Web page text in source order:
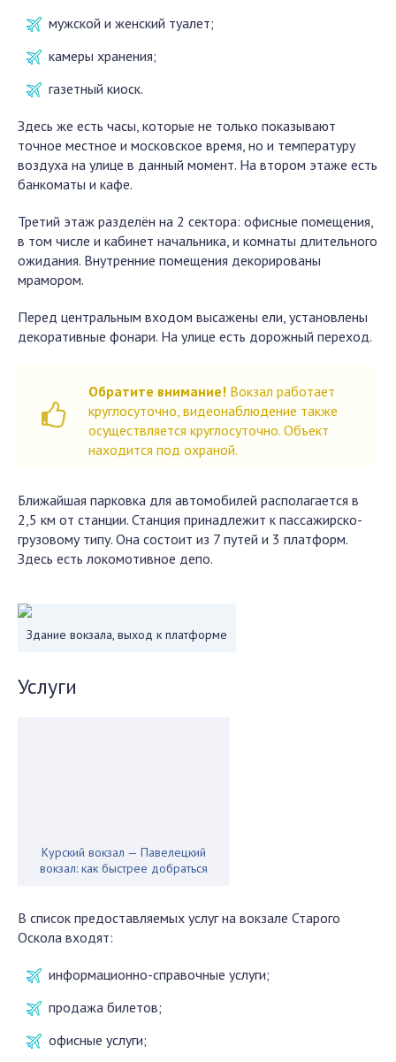
мужской и женский туалет;
камеры хранения;
газетный киоск.
Здесь же есть часы, которые не только показывают
точное местное и московское время, но и температуру
воздуха на улице в данный момент. На втором этаже есть
банкоматы и кафе.
Третий этаж разделён на 2 сектора: офисные помещения,
в том числе и кабинет начальника, и комнаты длительного
ожидания. Внутренние помещения декорированы
мрамором.
Перед центральным входом высажены ели, установлены
декоративные фонари. На улице есть дорожный переход.
Обратите внимание! Вокзал работает
круглосуточно, видеонаблюдение также
осуществляется круглосуточно. Объект
находится под охраной.
Ближайшая парковка для автомобилей располагается в
2,5 км от станции. Станция принадлежит к пассажирско-
грузовому типу. Она состоит из 7 путей и 3 платформ.
Здесь есть локомотивное депо.
Здание вокзала, выход к платформе
Услуги
Курский вокзал — Павелецкий
вокзал: как быстрее добраться
В список предоставляемых услуг на вокзале Старого
Оскола входят:
информационно-справочные услуги;
продажа билетов;
офисные услуги;